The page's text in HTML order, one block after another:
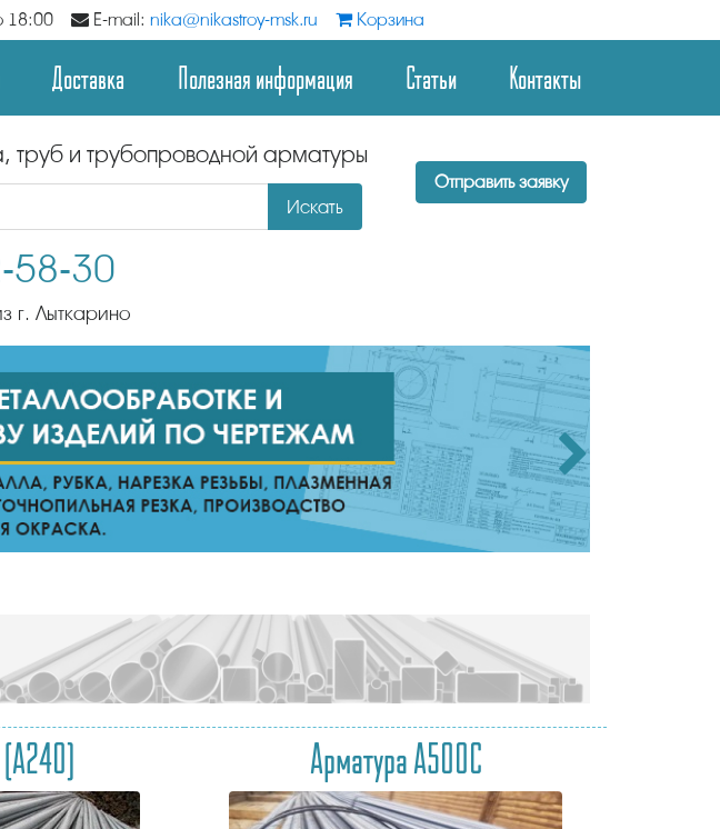
18:00 E-mail: nika@nikastroy-msk.ru Корзина
Доставка Полезная информация Статьи Контакты
труб и трубопроводной арматуры
Искать
Отправить заявку
58-30
г. Лыткарино
Арматура А500С